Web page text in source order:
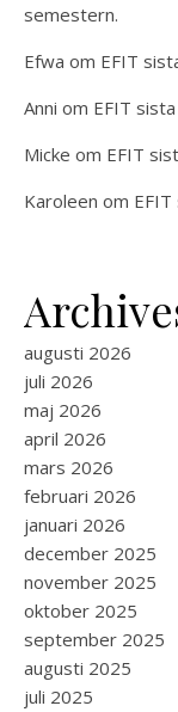
semestern.
Efwa om EFIT
Anni om EFIT
Micke om EFIT
Karoleen om
augusti 2026
juli 2026
maj 2026
april 2026
mars 2026
februari 2026
januari 2026
december 2025
november 2025
oktober 2025
september 2025
augusti 2025
juli 2025